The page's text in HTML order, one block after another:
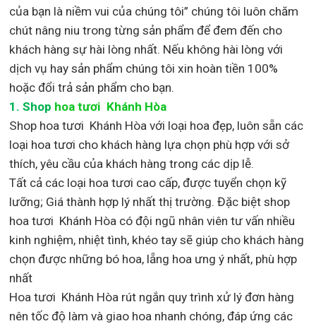
của bạn là niềm vui của chúng tôi” chúng tôi luôn chăm
chút nâng niu trong từng sản phẩm để đem đến cho
khách hàng sự hài lòng nhất. Nếu không hài lòng với
dịch vụ hay sản phẩm chúng tôi xin hoàn tiền 100%
hoặc đổi trả sản phẩm cho bạn.
1.Shop hoa tươi Khánh Hòa
Shop hoa tươi Khánh Hòa với loại hoa đẹp, luôn sẵn các
loại hoa tươi cho khách hàng lựa chọn phù hợp với sở
thích, yêu cầu của khách hàng trong các dịp lễ.
Tất cả các loại hoa tươi cao cấp, được tuyển chọn kỹ
lưỡng; Giá thành hợp lý nhất thị trường. Đặc biệt shop
hoa tươi Khánh Hòa có đội ngũ nhân viên tư vấn nhiều
kinh nghiệm, nhiệt tình, khéo tay sẽ giúp cho khách hàng
chọn được những bó hoa, lẵng hoa ưng ý nhất, phù hợp
nhất
Hoa tươi Khánh Hòa rút ngắn quy trình xử lý đơn hàng
nên tốc độ làm và giao hoa nhanh chóng, đáp ứng các